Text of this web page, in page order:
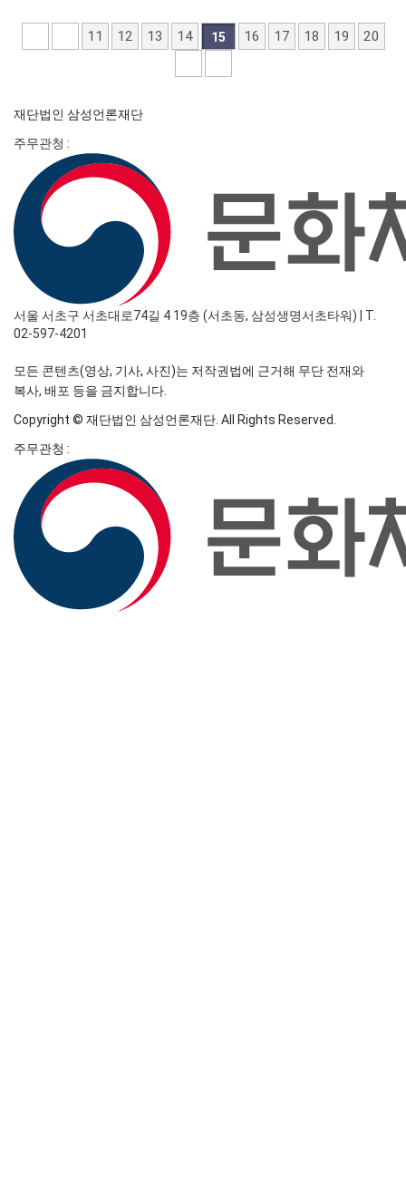
11 12 13 14 15 16 17 18 19 20
재단법인 삼성언론재단
주무관청 :
서울 서초구 서초대로74길 4 19층 (서초동, 삼성생명서초타워)
T.
02-597-4201
모든 콘텐츠(영상, 기사, 사진)는 저작권법에 근거해 무단 전재와
복사, 배포 등을 금지합니다.
Copyright © 재단법인 삼성언론재단. All Rights Reserved.
주무관청 :